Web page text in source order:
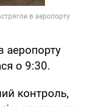
аеропорту
о 9:30.
контроль,